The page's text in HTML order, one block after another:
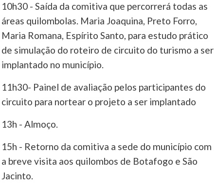
10h30 - Saída da comitiva que percorrerá todas as
áreas quilombolas. Maria Joaquina, Preto Forro,
Maria Romana, Espírito Santo, para estudo prático
de simulação do roteiro de circuito do turismo a ser
implantado no município.
11h30- Painel de avaliação pelos participantes do
circuito para nortear o projeto a ser implantado
13h - Almoço.
15h - Retorno da comitiva a sede do município com
a breve visita aos quilombos de Botafogo e São
Jacinto.